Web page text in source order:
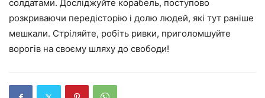
солдатами. Досліджуйте корабель, поступово
розкриваючи передісторію і долю людей, які тут раніше
мешкали. Стріляйте, робіть ривки, приголомшуйте
ворогів на своєму шляху до свободи!